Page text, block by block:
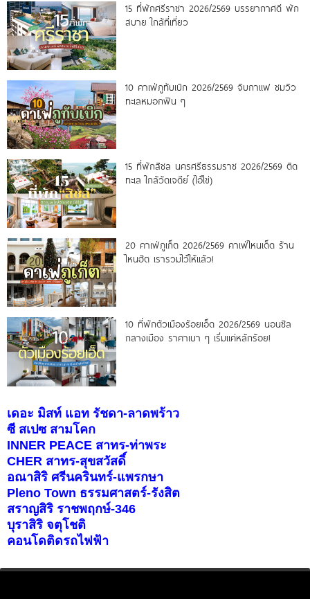
15 ที่พักศรีราชา 2026/2569 บรรยากาศดี พัก
สบาย ใกล้ที่เที่ยว
10 คาเฟ่ภูทับเบิก 2026/2569 จิบกาแฟ ชมวิว
ทะเลหมอกฟิน ๆ
15 ที่พักสิชล นครศรีธรรมราช 2026/2569 ติด
ทะเล ใกล้วัดเจดีย์ (ไอ้ไข่)
20 คาเฟ่ภูเก็ต 2026/2569 คาเฟ่ไหนเด็ด ร้าน
ไหนฮิต เรารวมไว้ให้แล้ว!
10 ที่พักตัวเมืองร้อยเอ็ด 2026/2569 นอนชิล
กลางเมือง ราคาเบา ๆ เริ่มแค่หลักร้อย!
เดอะ มิสท์ แอท รัชดา-ลาดพร้าว
ซี สเปซ สามโคก
INNER PEACE สาทร-ท่าพระ
CHER สาทร-สุขสวัสดิ์
อณาสิริ ศรีนครินทร์-แพรกษา
Pleno Town ธรรมศาสตร์-รังสิต
สราญสิริ ราชพฤกษ์-346
บุราสิริ จตุโชติ
คอนโดติดรถไฟฟ้า